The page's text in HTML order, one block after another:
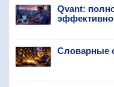
Qvant:
Словарные